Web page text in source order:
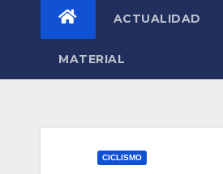
ACTUALIDAD
MATERIAL
CICLISMO